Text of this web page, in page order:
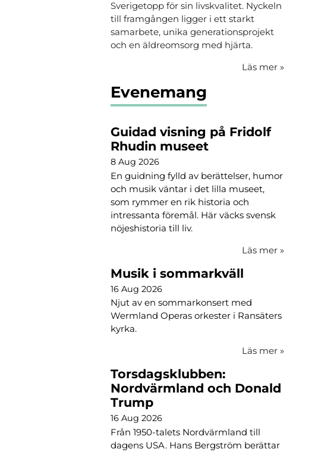
Sverigetopp för sin livskvalitet. Nyckeln
till framgången ligger i ett starkt
samarbete, unika generationsprojekt
och en äldreomsorg med hjärta.
Läs mer »
Evenemang
Guidad visning på Fridolf
Rhudin museet
8 Aug 2026
En guidning fylld av berättelser, humor
och musik väntar i det lilla museet,
som rymmer en rik historia och
intressanta föremål. Här väcks svensk
nöjeshistoria till liv.
Läs mer »
Musik i sommarkväll
16 Aug 2026
Njut av en sommarkonsert med
Wermland Operas orkester i Ransäters
kyrka.
Läs mer »
Torsdagsklubben:
Nordvärmland och Donald
Trump
16 Aug 2026
Från 1950-talets Nordvärmland till
dagens USA. Hans Bergström berättar